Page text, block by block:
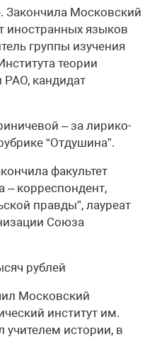
Закончила Московский
иностранных языков
группы изучения
теории
РАО, кандидат
– за лирико-
“Отдушина”.
факультет
– корреспондент,
правды”, лауреат
Союза
рублей
Московский
институт им.
учителем истории, в